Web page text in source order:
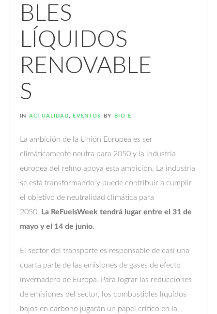
BLES
LÍQUIDOS
RENOVABLE
S
IN ACTUALIDAD EVENTOS BY BIO-E
La ambición de la Unión Europea es ser
climáticamente neutra para 2050 y la industria
europea del refino apoya esta ambición. La industria
se está transformando y puede contribuir a cumplir
el objetivo de neutralidad climática para
2050. La ReFuelsWeek tendrá lugar entre el 31 de
mayo y el 14 de junio.
El sector del transporte es responsable de casi una
cuarta parte de las emisiones de gases de efecto
invernadero de Europa. Para lograr las reducciones
de emisiones del sector, los combustibles líquidos
bajos en carbono jugarán un papel crítico en la